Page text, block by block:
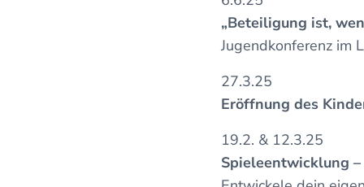
„Beteiligung ist,
Jugendkonferenz im
27.3.25
Eröffnung des
19.2. & 12.3.25
Spieleentwicklung –